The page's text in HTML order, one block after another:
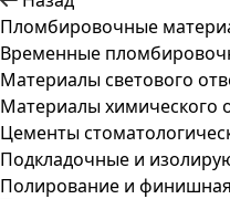
Пломбировочные
Временные
Материалы светового
Материалы химического
Цементы
Подкладочные и
Полирование и